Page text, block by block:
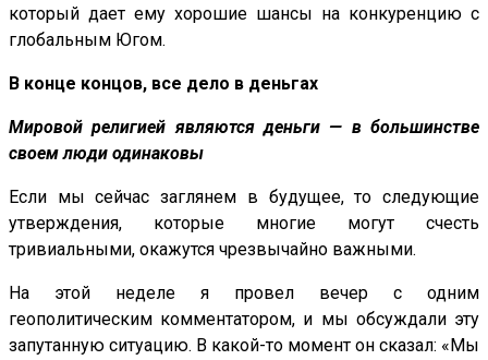
который дает ему хорошие шансы на конкуренцию с
глобальным Югом.
В конце концов, все дело в деньгах
Мировой религией являются деньги — в большинстве
своем люди одинаковы
Если мы сейчас заглянем в будущее, то следующие
утверждения, которые многие могут счесть
тривиальными, окажутся чрезвычайно важными.
На этой неделе я провел вечер с одним
геополитическим комментатором, и мы обсуждали эту
запутанную ситуацию. В какой-то момент он сказал: «Мы